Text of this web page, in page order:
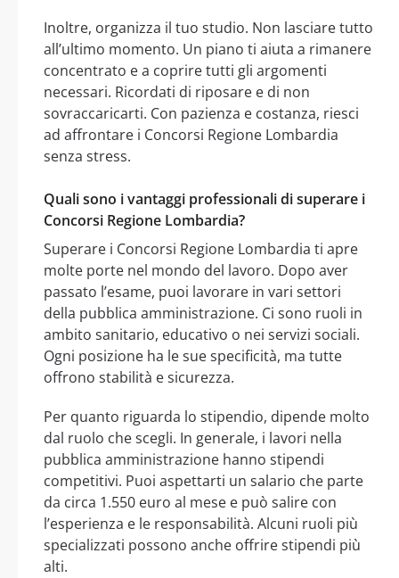
Inoltre, organizza il tuo studio. Non lasciare tutto
all’ultimo momento. Un piano ti aiuta a rimanere
concentrato e a coprire tutti gli argomenti
necessari. Ricordati di riposare e di non
sovraccaricarti. Con pazienza e costanza, riesci
ad affrontare i Concorsi Regione Lombardia
senza stress.
Quali sono i vantaggi professionali di superare i
Concorsi Regione Lombardia?
Superare i Concorsi Regione Lombardia ti apre
molte porte nel mondo del lavoro. Dopo aver
passato l’esame, puoi lavorare in vari settori
della pubblica amministrazione. Ci sono ruoli in
ambito sanitario, educativo o nei servizi sociali.
Ogni posizione ha le sue specificità, ma tutte
offrono stabilità e sicurezza.
Per quanto riguarda lo stipendio, dipende molto
dal ruolo che scegli. In generale, i lavori nella
pubblica amministrazione hanno stipendi
competitivi. Puoi aspettarti un salario che parte
da circa 1.550 euro al mese e può salire con
l’esperienza e le responsabilità. Alcuni ruoli più
specializzati possono anche offrire stipendi più
alti.